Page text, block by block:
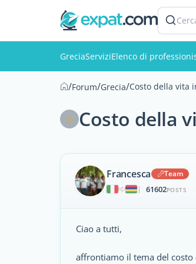
GreciaServiziElenco di
/Forum/Grecia/Costo della vita
Costo della
Francesca
Team
|
61602POSTS
Ciao a tutti,
affrontiamo il tema del costo